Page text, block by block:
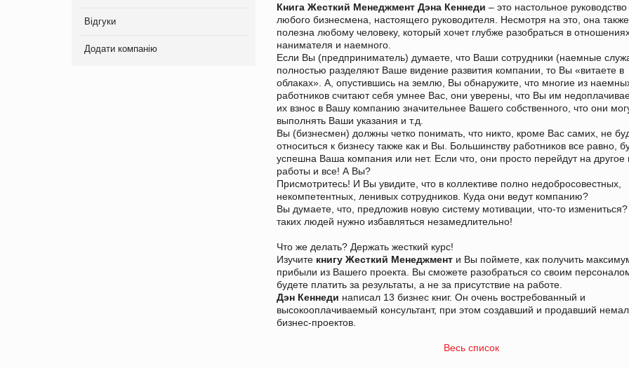
Відгуки
Додати компанію
Книга Жесткий Менеджмент Дэна Кеннеди – это настольное
любого бизнесмена, настоящего руководителя. Несмотря на это, она
полезна любому человеку, который хочет глубже разобраться в
нанимателя и наемного.
Если Вы (предприниматель) думаете, что Ваши сотрудники (наемные
полностью разделяют Ваше видение развития компании, то Вы «витаете в
облаках». А, опустившись на землю, Вы обнаружите, что многие из
работников считают себя умнее Вас, они уверены, что Вы им
их взнос в Вашу компанию значительнее Вашего собственного, что они
выполнять Ваши указания и т.д.
Вы (бизнесмен) должны четко понимать, что никто, кроме Вас самих, не
относиться к бизнесу также как и Вы. Большинству работников все равно,
успешна Ваша компания или нет. Если что, они просто перейдут на другое
работы и все! А Вы?
Присмотритесь! И Вы увидите, что в коллективе полно недобросовестных,
некомпетентных, ленивых сотрудников. Куда они ведут компанию?
Вы думаете, что, предложив новую систему мотивации, что-то
таких людей нужно избавляться незамедлительно!
Что же делать? Держать жесткий курс!
Изучите книгу Жесткий Менеджмент и Вы поймете, как получить
прибыли из Вашего проекта. Вы сможете разобраться со своим
будете платить за результаты, а не за присутствие на работе.
Дэн Кеннеди написал 13 бизнес книг. Он очень востребованный и
высокооплачиваемый консультант, при этом создавший и продавший
бизнес-проектов.
Весь список